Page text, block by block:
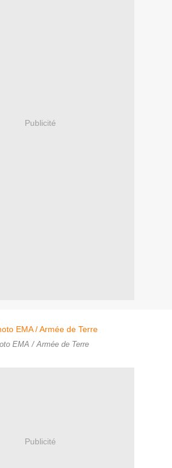
Publicité
EMA / Armée de Terre
Publicité